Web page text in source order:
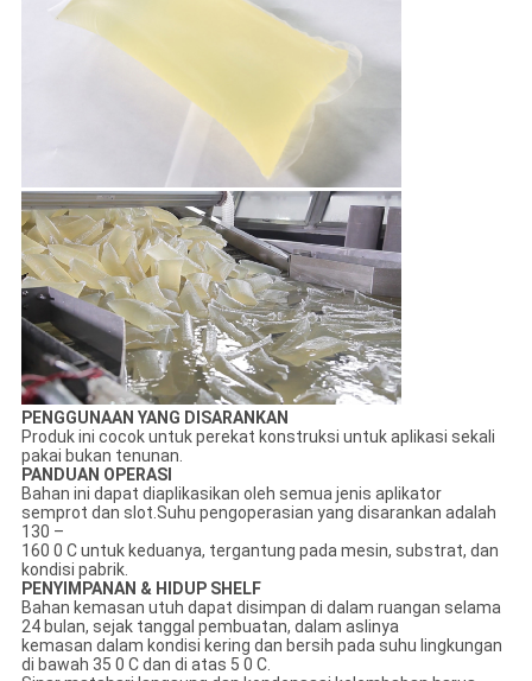
PENGGUNAAN YANG DISARANKAN
Produk ini cocok untuk perekat konstruksi untuk aplikasi sekali
pakai bukan tenunan.
PANDUAN OPERASI
Bahan ini dapat diaplikasikan oleh semua jenis aplikator
semprot dan slot.Suhu pengoperasian yang disarankan adalah
130 –
160 0 C untuk keduanya, tergantung pada mesin, substrat, dan
kondisi pabrik.
PENYIMPANAN & HIDUP SHELF
Bahan kemasan utuh dapat disimpan di dalam ruangan selama
24 bulan, sejak tanggal pembuatan, dalam aslinya
kemasan dalam kondisi kering dan bersih pada suhu lingkungan
di bawah 35 0 C dan di atas 5 0 C.